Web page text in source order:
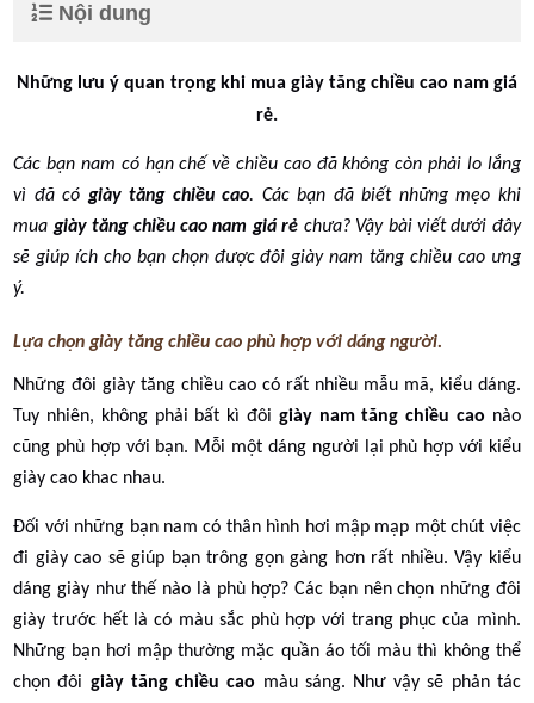
Nội dung
Những lưu ý quan trọng khi mua giày tăng chiều cao nam giá
rẻ.
Các bạn nam có hạn chế về chiều cao đã không còn phải lo lắng
vì đã có giày tăng chiều cao. Các bạn đã biết những mẹo khi
mua giày tăng chiều cao nam giá rẻ chưa? Vậy bài viết dưới đây
sẽ giúp ích cho bạn chọn được đôi giày nam tăng chiều cao ưng
ý.
Lựa chọn giày tăng chiều cao phù hợp với dáng người.
Những đôi giày tăng chiều cao có rất nhiều mẫu mã, kiểu dáng.
Tuy nhiên, không phải bất kì đôi giày nam tăng chiều cao nào
cũng phù hợp với bạn. Mỗi một dáng người lại phù hợp với kiểu
giày cao khac nhau.
Đối với những bạn nam có thân hình hơi mập mạp một chút việc
đi giày cao sẽ giúp bạn trông gọn gàng hơn rất nhiều. Vậy kiểu
dáng giày như thế nào là phù hợp? Các bạn nên chọn những đôi
giày trước hết là có màu sắc phù hợp với trang phục của mình.
Những bạn hơi mập thường mặc quần áo tối màu thì không thể
chọn đôi giày tăng chiều cao màu sáng. Như vậy sẽ phản tác